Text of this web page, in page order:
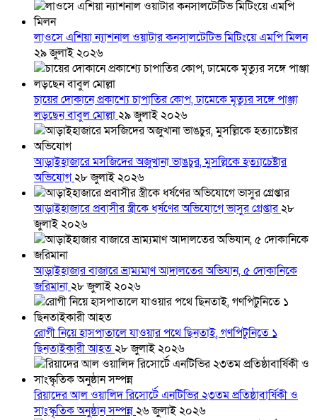
লাওসে এশিয়া ন্যাশনাল ওয়াটার কনসালটেটিভ মিটিংয়ে এমপি মিলন
২৯ জুলাই ২০২৬
চায়ের দোকানে প্রকাশ্যে চাপাতির কোপ, ঢামেকে মৃত্যুর সঙ্গে পাঞ্জা
লড়ছেন বাবুল মোল্লা২৯ জুলাই ২০২৬
আড়াইহাজারে মস‌জি‌দের অজুখানা ভাঙচুর, মুসল্লিকে হত্যাচেষ্টার
অভিযোগ২৮ জুলাই ২০২৬
আড়াইহাজারে প্রবাসীর স্ত্রীকে ধর্ষণের অভিযোগে ভাসুর গ্রেপ্তার২৮
জুলাই ২০২৬
আড়াইহাজার বাজারে ভ্রাম্যমাণ আদালতের অভিযান, ৫ দোকানিকে
জরিমানা২৮ জুলাই ২০২৬
রোগী নিয়ে হাসপাতালে যাওয়ার পথে ছিনতাই, গণপিটুনিতে ১
ছিনতাইকারী আহত২৮ জুলাই ২০২৬
রিয়াদের আল ওয়ালিদ রিসোর্টে এনটিভির ২৩তম প্রতিষ্ঠাবার্ষিকী ও
সাংস্কৃতিক অনুষ্ঠান সম্পন্ন২৬ জুলাই ২০২৬